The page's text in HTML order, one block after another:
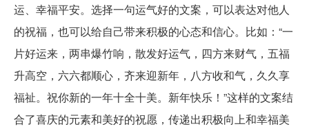
运、幸福平安。选择一句运气好的文案，可以表达对他人
的祝福，也可以给自己带来积极的心态和信心。比如：“一
片好运来，两串爆竹响，散发好运气，四方来财气，五福
升高空，六六都顺心，齐来迎新年，八方收和气，久久享
福祉。祝你新的一年十全十美。新年快乐！”这样的文案结
合了喜庆的元素和美好的祝愿，传递出积极向上和幸福美